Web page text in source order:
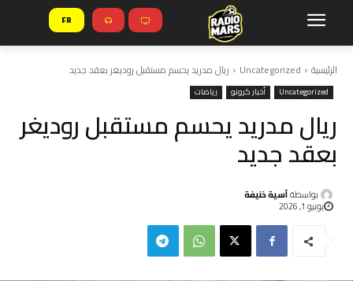
FR
الرئيسية Uncategorized ريال مدريد يحسم مستقبل روديغر بعقد جديد
Uncategorized أخبار كرونو رياضات
ريال مدريد يحسم مستقبل روديغر
بعقد جديد
بواسطةآسية خنيفة
يونيو 1, 2026